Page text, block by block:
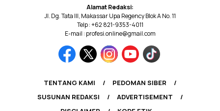
Alamat Redaksi:
Jl. Dg. Tata III, Makassar Upa Regency Blok A No. 11
Telp : +62 821-9353-4011
E-mail : profesi.online@gmail.com
TENTANG KAMI
PEDOMAN SIBER
SUSUNAN REDAKSI
ADVERTISEMENT